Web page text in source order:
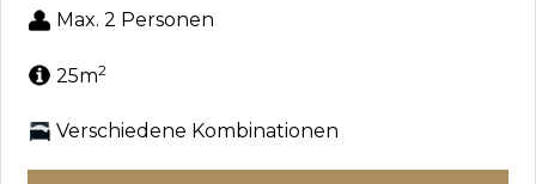
Max. 2 Personen
25m2
Verschiedene Kombinationen